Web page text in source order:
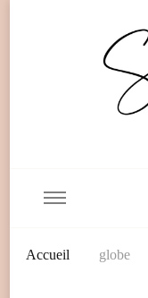
Accueil globe